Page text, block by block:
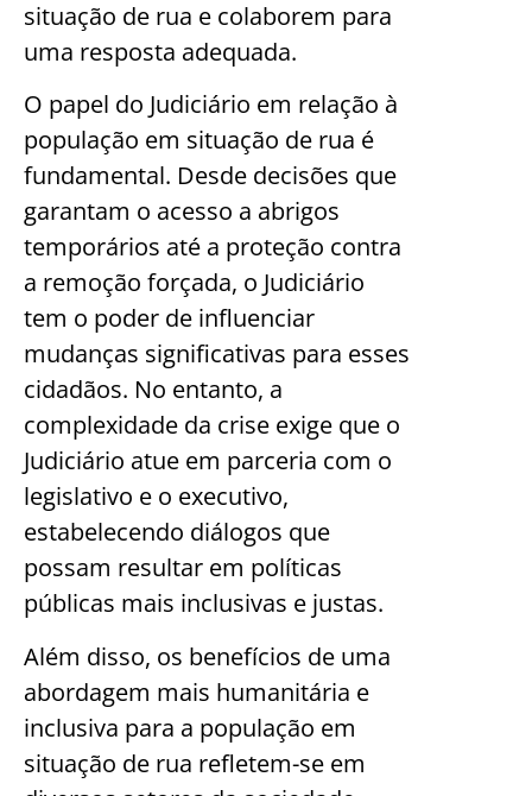
situação de rua e colaborem para
uma resposta adequada.
O papel do Judiciário em relação à
população em situação de rua é
fundamental. Desde decisões que
garantam o acesso a abrigos
temporários até a proteção contra
a remoção forçada, o Judiciário
tem o poder de influenciar
mudanças significativas para esses
cidadãos. No entanto, a
complexidade da crise exige que o
Judiciário atue em parceria com o
legislativo e o executivo,
estabelecendo diálogos que
possam resultar em políticas
públicas mais inclusivas e justas.
Além disso, os benefícios de uma
abordagem mais humanitária e
inclusiva para a população em
situação de rua refletem-se em